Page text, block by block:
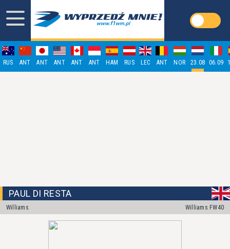
RUS ANT ANT ANT ANT ANT HAM RUS LEC ANT NOR 23.08 06.09
PAUL DI RESTA
Williams Williams FW40